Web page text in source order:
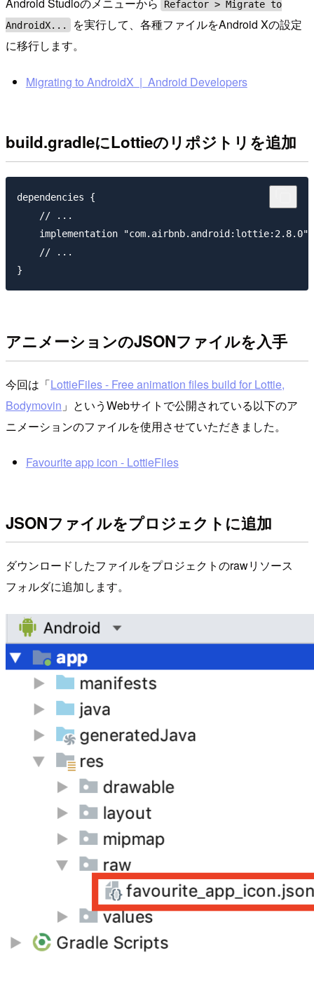
Android Studioのメニューから
Refactor > Migrate to
AndroidX...
を実行して、各種ファイルをAndroid Xの設定
に移行します。
Migrating to AndroidX | Android Developers
build.gradleにLottieのリポジトリを追加
dependencies {
    // ...
    implementation "com.airbnb.android:lottie:2.8.0"
    // ...
アニメーションのJSONファイルを入手
今回は「LottieFiles - Free animation files build for Lottie,
Bodymovin 」というWebサイトで公開されている以下のア
ニメーションのファイルを使用させていただきました。
Favourite app icon - LottieFiles
JSONファイルをプロジェクトに追加
ダウンロードしたファイルをプロジェクトのrawリソース
フォルダに追加します。